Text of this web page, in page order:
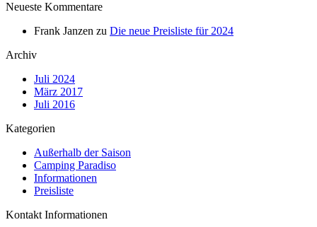
Neueste Kommentare
Frank Janzen zu Die neue Preisliste für 2024
Archiv
Juli 2024
März 2017
Juli 2016
Kategorien
Außerhalb der Saison
Camping Paradiso
Informationen
Preisliste
Kontakt Informationen